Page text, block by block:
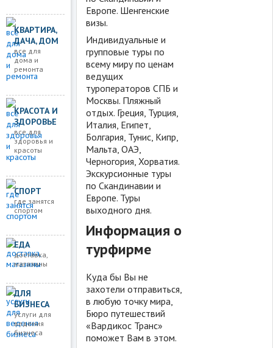
КВАРТИРА,
ДАЧА, ДОМ
все для
дома и
ремонта
КРАСОТА И
ЗДОРОВЬЕ
все для
здоровья и
красоты
СПОРТ
где занятся
спортом
ЕДА
доставка,
магазины
ДЛЯ
БИЗНЕСА
услуги для
ведения
бизнеса
Европе. Шенгенские
визы.
Индивидуальные и
групповые туры по
всему миру по ценам
ведущих
туроператоров СПБ и
Москвы. Пляжный
отдых. Греция, Турция,
Италия, Египет,
Болгария, Тунис, Кипр,
Мальта, ОАЭ,
Черногория, Хорватия.
Экскурсионные туры
по Скандинавии и
Европе. Туры
выходного дня.
Информация о
турфирме
Куда бы Вы не
захотели отправиться,
в любую точку мира,
Бюро путешествий
«Вардикос Транс»
поможет Вам в этом.